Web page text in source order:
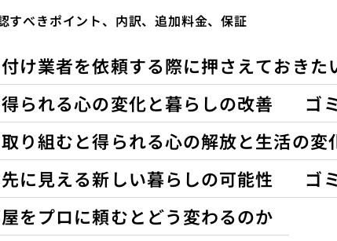
すべきポイント、内訳、追加料金、保証
け業者を依頼する際に押さえておきた
られる心の変化と暮らしの改善
ゴ
り組むと得られる心の解放と生活の変
に見える新しい暮らしの可能性
ゴ
をプロに頼むとどう変わるのか